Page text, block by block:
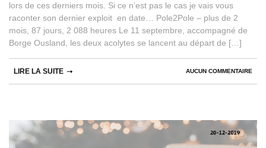
lors de ces derniers mois. Si ce n’est pas le cas je vais vous
raconter son dernier exploit en date… Pole2Pole – plus de 2
mois, 87 jours, 2 088 heures Le 11 septembre, accompagné de
Borge Ousland, les deux acolytes se lancent au départ de […]
AUCUN COMMENTAIRE
LIRE LA SUITE